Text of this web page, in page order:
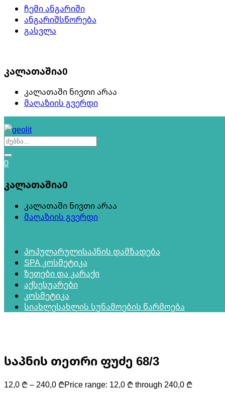
ჩემი ანგარიში
ანგარიშსწორება
გასვლა
კალათაშია0
კალათაში ნივთი არაა
მაღაზიის გვერდი
0
კალათაშია0
კალათაში ნივთი არაა
მაღაზიის გვერდი
პოპულარულისაპნის დამზადება
SPA კოსმეტიკა
ზეთები და კარაქი
აქსესუარები
კოსმეტიკა
სიახლესახლის სუნამოების წარმოება
საპნის თეთრი ფუძე 68/3
12,0 ₾–240,0 ₾Price range: 12,0 ₾ through 240,0 ₾